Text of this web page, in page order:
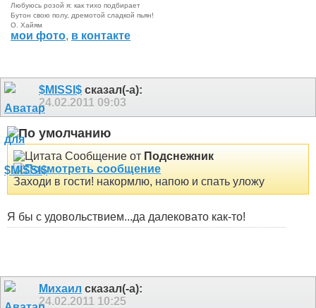
Любуюсь розой я: как тихо подбирает
Бутон свою полу, дремотой сладкой пьян!
О. Хайям
мои фото, в контакте
$MISSI$ сказал(-а):
24.02.2011 09:03
Сообщение от Подснежник
Заходи в гости! накормлю, напою и спать уложу
Я бы с удовольствием...да далековато как-то!
Михаил сказал(-а):
24.02.2011 10:25